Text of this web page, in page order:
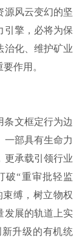
源风云变幻的坚
引擎，必将为保
治化、维护矿业
作用。
条文框定行为边
一部具有生命力
更承载引领行业
破“重审批轻监
缚，树立物权
发展的轨道上实
升级的有机统